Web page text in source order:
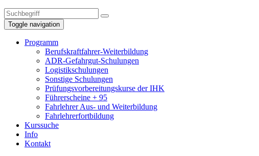
Toggle navigation
Programm
Berufskraftfahrer-Weiterbildung
ADR-Gefahrgut-Schulungen
Logistikschulungen
Sonstige Schulungen
Prüfungsvorbereitungskurse der IHK
Führerscheine + 95
Fahrlehrer Aus- und Weiterbildung
Fahrlehrerfortbildung
Kurssuche
Info
Kontakt